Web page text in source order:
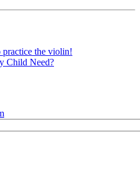
the violin!
Child Need?